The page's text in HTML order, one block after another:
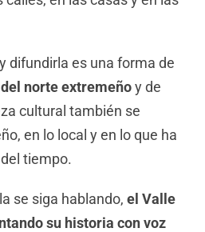
difundirla es una forma de
norte extremeñoy de
cultural también se
en lo local y en lo que ha
tiempo.
se siga hablando, el Valle
su historia con voz